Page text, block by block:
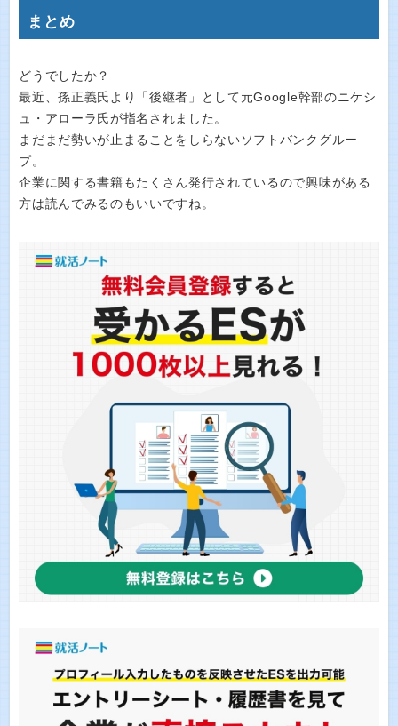
まとめ
どうでしたか？
最近、孫正義氏より「後継者」として元Google幹部のニケシ
ュ・アローラ氏が指名されました。
まだまだ勢いが止まることをしらないソフトバンクグルー
プ。
企業に関する書籍もたくさん発行されているので興味がある
方は読んでみるのもいいですね。